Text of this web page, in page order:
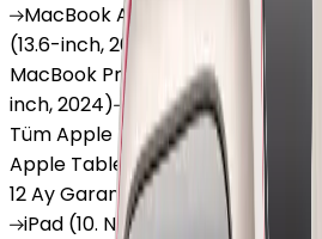
MacBookAir 13" (13-inch, 2020)
(13.6-inch, 2022)
MacBookAir
MacBook Pro 16" (16-inch, 2019)
inch, 2024)
MacBookAir 13"
Tüm Apple Macbook'lar
Apple Tablet
12 Ay Garanti•6 Taksit
iPad (10. Nesil) Air (6. Nesil)